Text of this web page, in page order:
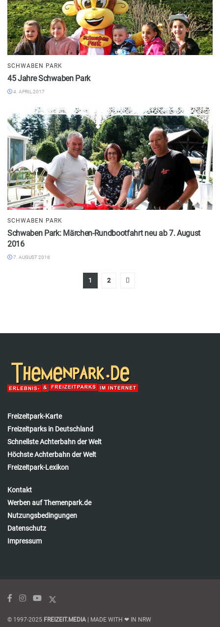
SCHWABEN PARK
45 Jahre Schwaben Park
4. APRIL 2017
SCHWABEN PARK
Schwaben Park: Märchen-Rundbootfahrt neu ab 7. August
2016
7. AUGUST 2016
1 2
Freizeitpark-Karte
Freizeitparks in Deutschland
Schnellste Achterbahn der Welt
Höchste Achterbahn der Welt
Freizeitpark-Lexikon
Kontakt
Werben auf Themenpark.de
Nutzungsbedingungen
Datenschutz
Impressum
© 1997-2025 FREIZEIT.MEDIA | MADE WITH ❤ IN NRW